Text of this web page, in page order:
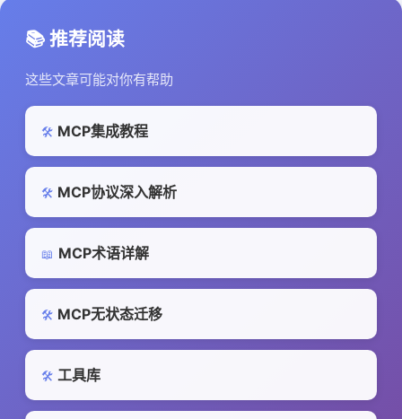
📚 推荐阅读
这些文章可能对你有帮助
🛠️ MCP集成教程
🛠️ MCP协议深入解析
📖 MCP术语详解
🛠️ MCP无状态迁移
🛠️ 工具库